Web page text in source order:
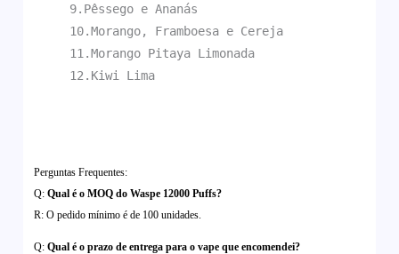
9.Pêssego e Ananás
10.Morango, Framboesa e Cereja
11.Morango Pitaya Limonada
12.Kiwi Lima
Perguntas Frequentes:
Q:Qual é o MOQ do Waspe 12000 Puffs?
R: O pedido mínimo é de 100 unidades.
Q:Qual é o prazo de entrega para o vape que encomendei?